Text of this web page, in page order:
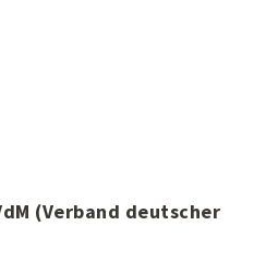
(Verband deutscher